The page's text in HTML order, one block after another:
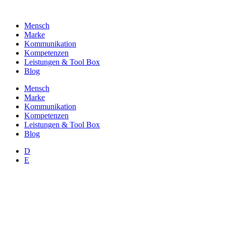
wechselnMensch
Marke
Kommunikation
Kompetenzen
Leistungen & Tool Box
Blog
Mensch
Marke
Kommunikation
Kompetenzen
Leistungen & Tool Box
Blog
D
E